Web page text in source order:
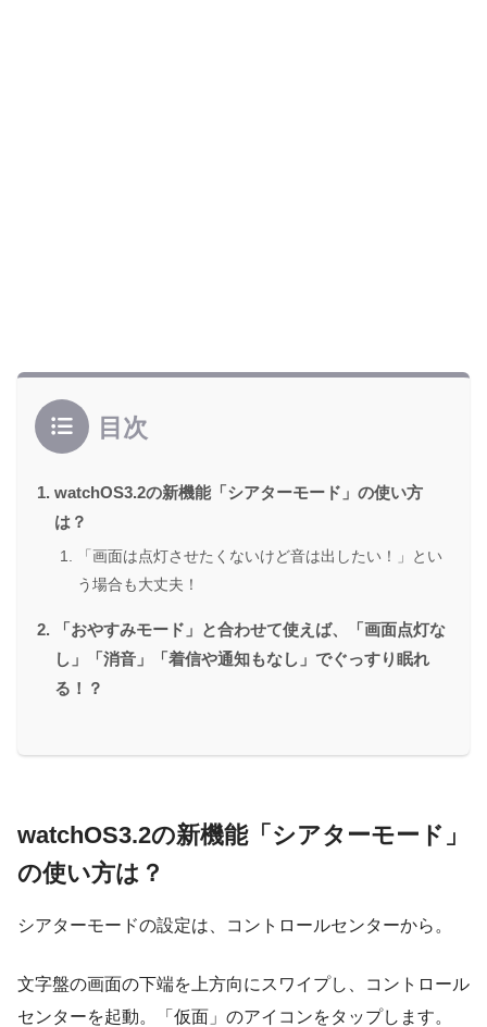
目次
watchOS3.2の新機能「シアターモード」の使い方
は？
「画面は点灯させたくないけど音は出したい！」とい
う場合も大丈夫！
「おやすみモード」と合わせて使えば、「画面点灯な
し」「消音」「着信や通知もなし」でぐっすり眠れ
る！？
watchOS3.2の新機能「シアターモード」
の使い方は？
シアターモードの設定は、コントロールセンターから。
文字盤の画面の下端を上方向にスワイプし、コントロール
センターを起動。「仮面」のアイコンをタップします。